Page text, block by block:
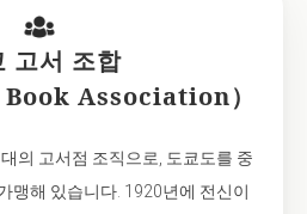
고서 조합
Book Association）
의 고서점 조직으로, 도쿄도를 중
맹해 있습니다. 1920년에 전신이